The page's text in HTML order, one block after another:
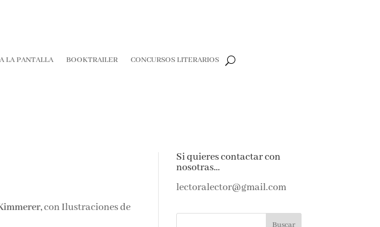
A LA PANTALLA BOOKTRAILER CONCURSOS LITERARIOS
con Ilustraciones de
Si quieres contactar con
nosotras…
lectoralector@gmail.com